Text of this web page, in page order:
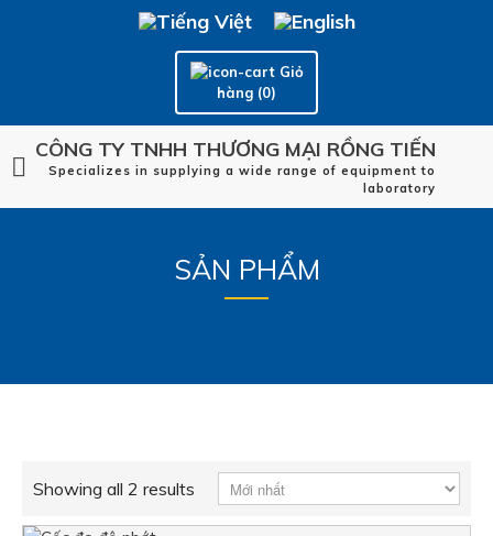
Giỏ
hàng (0)
CÔNG TY TNHH THƯƠNG MẠI RỒNG TIẾN
Specializes in supplying a wide range of equipment to
laboratory
SẢN PHẨM
Showing all 2 results